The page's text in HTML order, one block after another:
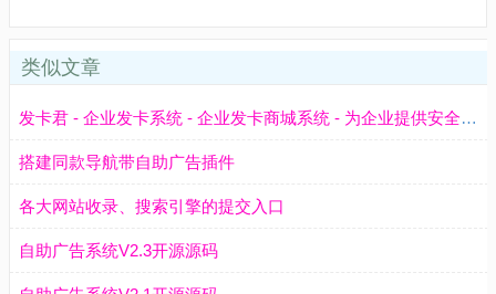
类似文章
发卡君 - 企业发卡系统 - 企业发卡商城系统 - 为企业提供安全、高效、自动化的卡密管理与发卡解决方案，降低运营成本，提升业务效率。
搭建同款导航带自助广告插件
各大网站收录、搜索引擎的提交入口
自助广告系统V2.3开源源码